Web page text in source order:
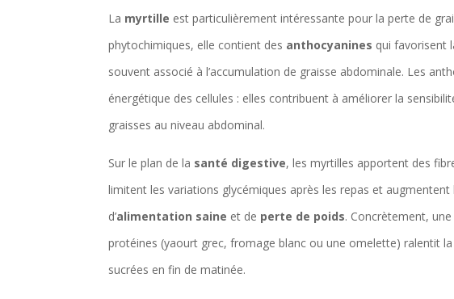
La myrtille est particulièrement intéressante pour la perte de
phytochimiques, elle contient des anthocyanines qui favorisent
souvent associé à l’accumulation de graisse abdominale. Les
énergétique des cellules : elles contribuent à améliorer la
graisses au niveau abdominal.
Sur le plan de la santé digestive, les myrtilles apportent des
limitent les variations glycémiques après les repas et
d’alimentation saine et de perte de poids. Concrètement,
protéines (yaourt grec, fromage blanc ou une omelette) ralentit
sucrées en fin de matinée.